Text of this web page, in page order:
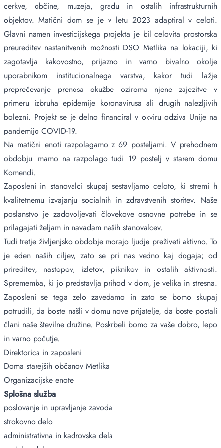
cerkve, občine, muzeja, gradu in ostalih infrastrukturnih
objektov. Matični dom se je v letu 2023 adaptiral v celoti.
Glavni namen investicijskega projekta je bil celovita prostorska
preureditev nastanitvenih možnosti DSO Metlika na lokaciji, ki
zagotavlja kakovostno, prijazno in varno bivalno okolje
uporabnikom institucionalnega varstva, kakor tudi lažje
preprečevanje prenosa okužbe oziroma njene zajezitve v
primeru izbruha epidemije koronavirusa ali drugih nalezljivih
bolezni. Projekt se je delno financiral v okviru odziva Unije na
pandemijo COVID-19.
Na matični enoti razpolagamo z 69 posteljami. V prehodnem
obdobju imamo na razpolago tudi 19 postelj v starem domu
Komendi.
Zaposleni in stanovalci skupaj sestavljamo celoto, ki stremi h
kvalitetnemu izvajanju socialnih in zdravstvenih storitev. Naše
poslanstvo je zadovoljevati človekove osnovne potrebe in se
prilagajati željam in navadam naših stanovalcev.
Tudi tretje življenjsko obdobje morajo ljudje preživeti aktivno. To
je eden naših ciljev, zato se pri nas vedno kaj dogaja; od
prireditev, nastopov, izletov, piknikov in ostalih aktivnosti.
Sprememba, ki jo predstavlja prihod v dom, je velika in stresna.
Zaposleni se tega zelo zavedamo in zato se bomo skupaj
potrudili, da boste našli v domu nove prijatelje, da boste postali
člani naše številne družine. Poskrbeli bomo za vaše dobro, lepo
in varno počutje.
Direktorica in zaposleni
Doma starejših občanov Metlika
Organizacijske enote
Splošna služba
poslovanje in upravljanje zavoda
strokovno delo
administrativna in kadrovska dela